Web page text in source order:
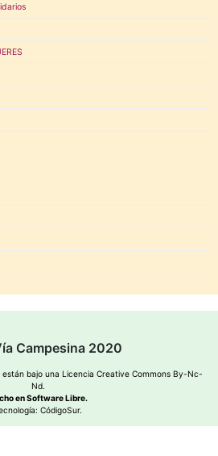
Campesina 2020
bajo una Licencia Creative Commons By-Nc-
Nd.
en Software Libre.
CódigoSur.